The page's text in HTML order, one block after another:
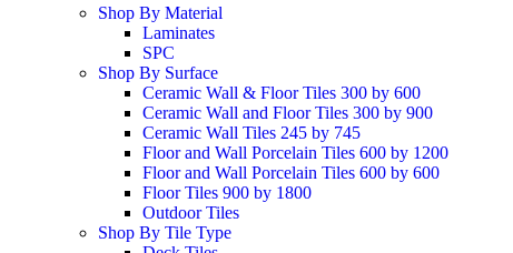
Shop By Material
Laminates
SPC
Shop By Surface
Ceramic Wall & Floor Tiles 300 by 600
Ceramic Wall and Floor Tiles 300 by 900
Ceramic Wall Tiles 245 by 745
Floor and Wall Porcelain Tiles 600 by 1200
Floor and Wall Porcelain Tiles 600 by 600
Floor Tiles 900 by 1800
Outdoor Tiles
Shop By Tile Type